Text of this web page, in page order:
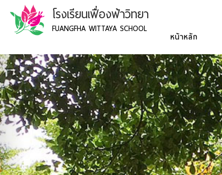
โรงเรียนเฟื่องฟ้าวิทยา
FUANGFHA WITTAYA SCHOOL
หน้าหลัก